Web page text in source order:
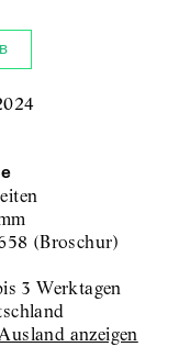
(Broschur)
3 Werktagen
anzeigen